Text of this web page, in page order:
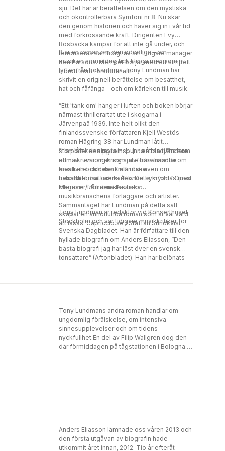
sju. Det här är berättelsen om den mystiska
och okontrollerbara Symfoni nr 8. Nu skär
den genom historien och häver sig in i vår tid
med förkrossande kraft. Dirigenten Evy
Rosbacka kämpar för att inte gå under, och
terroriseras samtidigt av sin tidigare manager
Ken Parsons. Men det börjar med ett simpelt
inbrott som förändrar allt.
8 är en roman om den odödliga – om
musiken som aldrig fick klinga men som nu
lyfter från boksidorna. Tony Lundman har
skrivit en originell berättelse om besatthet,
hat och fåfänga – och om kärleken till musik.
”Ett 'tänk om' hänger i luften och boken börjar
närmast thrillerartat ute i skogarna i
Järvenpää 1939. Inte helt olikt den
finlandssvenske författaren Kjell Westös
roman Hägring 38 har Lundman låtit
storpolitiken sippra in. [...] ... en bladvändare
som skruvar sig kring självförbrännande
kreativitet och den finländske
nationaltonsättarens åttonde symfoni.” Opus
Magasin / Johanna Paulsson
”Han låter den mytomspunna åttan tjäna som
ett nav i en roman som inte bara handlar om
musiken och dess kraft utan även om
besatthet, hat och kärlek. Detta kryddas med
interiörer från den klassiska
musikbranschens förläggare och artister.
Sammantaget har Lundman på detta sätt
skapat en annorlunda roman som är väl värd
att läsas.”Capriccio.se / Staffan Sundkvist
Tony Lundman är redaktör vid Konserthuset
Stockholm och var tidigare musikkritiker för
Svenska Dagbladet. Han är författare till den
hyllade biografin om Anders Eliasson, ”Den
bästa biografi jag har läst över en svensk
tonsättare” (Aftonbladet). Han har belönats
abstraktionens kraft”. 8 var Tony Lundmans
Tony Lundmans andra roman handlar om
ungdomlig förälskelse, om intensiva
sinnesupplevelser och om tidens
nyckfullhet.En del av Filip Wallgren dog den
där förmiddagen på tågstationen i Bologna.
anledning av 40-årsminnet av händelsen. Det
upplyftande radioinslag om den unge
svensken som överlevde bomben
förvandlas till något helt annat; till en
Anders Eliasson lämnade oss våren 2013 och
den första utgåvan av biografin hade
utkommit året innan, 2012. Tio år efteråt